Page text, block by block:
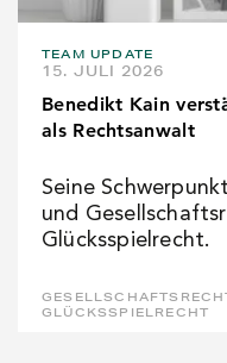
TEAM UPDATE
15. JULI 2026
Benedikt Kain
als Rechtsanwalt
Seine
und
Glücksspielrecht.
GLÜCKSSPIELRECHT